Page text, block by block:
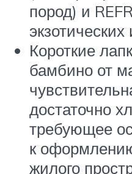
пород) и
Короткие
бамбино от
достаточно
требующее
к
жилого